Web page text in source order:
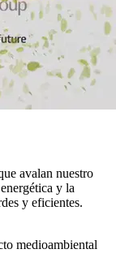
avalan nuestro
y la
y eficientes.
medioambiental